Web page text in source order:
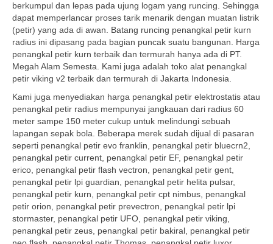
berkumpul dan lepas pada ujung logam yang runcing. Sehingga
dapat memperlancar proses tarik menarik dengan muatan listrik
(petir) yang ada di awan. Batang runcing penangkal petir kurn
radius ini dipasang pada bagian puncak suatu bangunan. Harga
penangkal petir kurn terbaik dan termurah hanya ada di PT.
Megah Alam Semesta. Kami juga adalah toko alat penangkal
petir viking v2 terbaik dan termurah di Jakarta Indonesia.
Kami juga menyediakan harga penangkal petir elektrostatis atau
penangkal petir radius mempunyai jangkauan dari radius 60
meter sampe 150 meter cukup untuk melindungi sebuah
lapangan sepak bola. Beberapa merek sudah dijual di pasaran
seperti penangkal petir evo franklin, penangkal petir bluecrn2,
penangkal petir current, penangkal petir EF, penangkal petir
erico, penangkal petir flash vectron, penangkal petir gent,
penangkal petir lpi guardian, penangkal petir helita pulsar,
penangkal petir kurn, penangkal petir cpt nimbus, penangkal
petir orion, penangkal petir prevectron, penangkal petir lpi
stormaster, penangkal petir UFO, penangkal petir viking,
penangkal petir zeus, penangkal petir bakiral, penangkal petir